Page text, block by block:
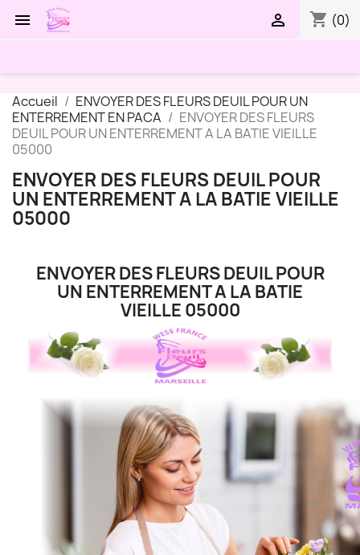
 shopping_cart (0)

Accueil
ENVOYER DES FLEURS DEUIL POUR UN
ENTERREMENT EN PACA
ENVOYER DES FLEURS
DEUIL POUR UN ENTERREMENT A LA BATIE VIEILLE
05000
ENVOYER DES FLEURS DEUIL POUR
UN ENTERREMENT A LA BATIE VIEILLE
05000
ENVOYER DES FLEURS DEUIL POUR
UN ENTERREMENT A LA BATIE
VIEILLE 05000